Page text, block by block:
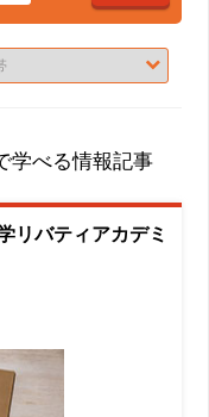
学べる情報記事
リバティアカデミ